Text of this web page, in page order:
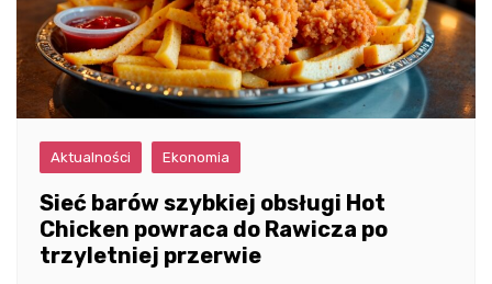
Aktualności Ekonomia
Sieć barów szybkiej obsługi Hot
Chicken powraca do Rawicza po
trzyletniej przerwie